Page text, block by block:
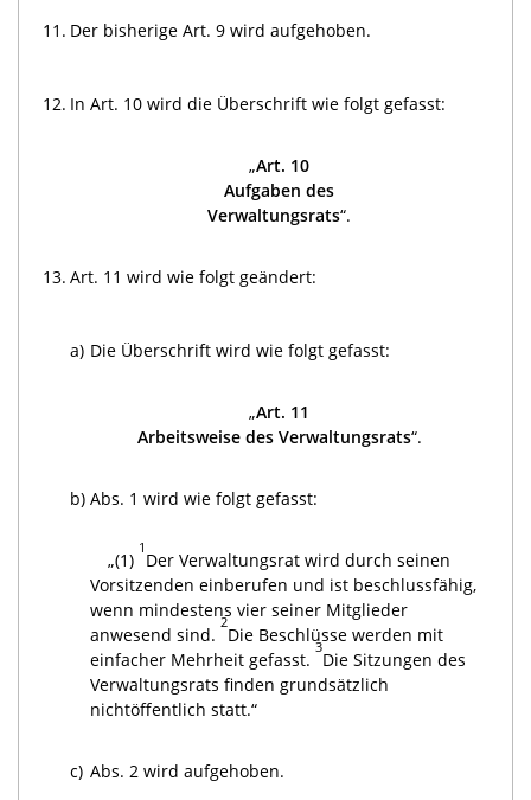
11. Der bisherige Art. 9 wird aufgehoben.
12. In Art. 10 wird die Überschrift wie folgt gefasst:
„Art. 10
Aufgaben des
Verwaltungsrats“.
13. Art. 11 wird wie folgt geändert:
a) Die Überschrift wird wie folgt gefasst:
„Art. 11
Arbeitsweise des Verwaltungsrats“.
b) Abs. 1 wird wie folgt gefasst:
„(1)
1
Der Verwaltungsrat wird durch seinen
Vorsitzenden einberufen und ist beschlussfähig,
wenn mindestens vier seiner Mitglieder
anwesend sind.
2
Die Beschlüsse werden mit
einfacher Mehrheit gefasst.
3
Die Sitzungen des
Verwaltungsrats finden grundsätzlich
nichtöffentlich statt.“
c) Abs. 2 wird aufgehoben.